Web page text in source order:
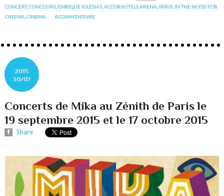
CONCERT,CONCOURS ENRIQUE IGLESIAS ,ACCORHOTELS ARENA PARIS IN THE MOOD FOR
CINEMA ,CINEMA 0COMMENTAIRE
2015
30/07
Concerts de Mika au Zénith de Paris le
19 septembre 2015 et le 17 octobre 2015
Share